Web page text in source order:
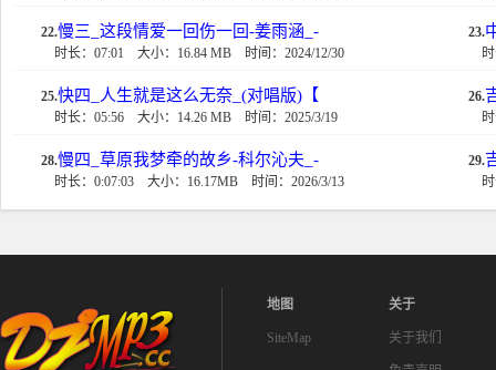
22.慢三_这段情爱一回伤一回-姜雨涵_-
时长：07:01 大小：16.84 MB 时间：2024/12/30
23.
25.快四_人生就是这么无奈_(对唱版)【
时长：05:56 大小：14.26 MB 时间：2025/3/19
26.
28.慢四_草原我梦牵的故乡-科尔沁夫_-
时长：0:07:03 大小：16.17MB 时间：2026/3/13
29.
地图
SiteMap
关于
关于我们